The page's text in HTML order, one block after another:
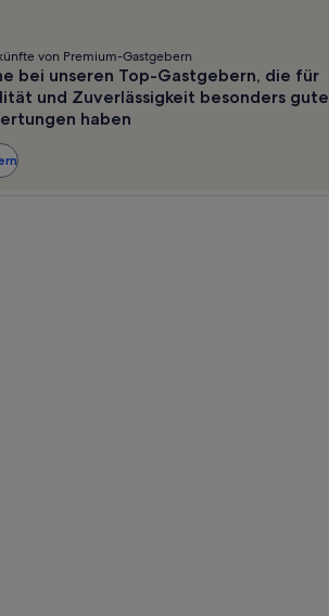
von Premium-Gastgebern
bei unseren Top-Gastgebern, die für
und Zuverlässigkeit besonders gute
haben